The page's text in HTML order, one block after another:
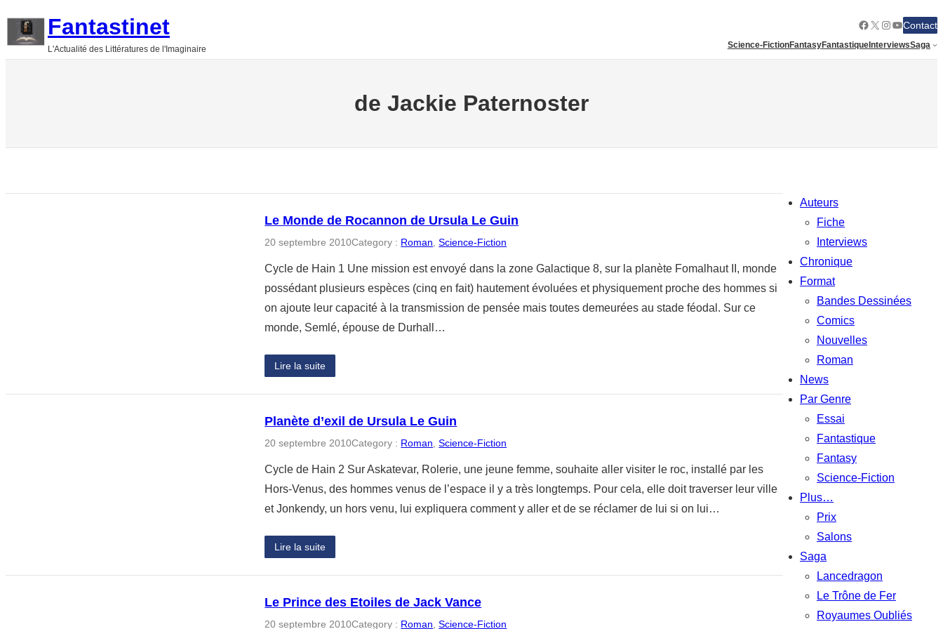
Fantastinet
L'Actualité des Littératures de l'Imaginaire
Facebook
X Instagram
YouTube
Contact
Science-FictionFantasyFantastiqueInterviewsSaga
de Jackie Paternoster
Le Monde de Rocannon de Ursula Le Guin
20 septembre 2010Category : Roman , Science-Fiction
Cycle de Hain 1 Une mission est envoyé dans la zone Galactique 8, sur la planète Fomalhaut II, monde
possédant plusieurs espèces (cinq en fait) hautement évoluées et physiquement proche des hommes si
on ajoute leur capacité à la transmission de pensée mais toutes demeurées au stade féodal. Sur ce
monde, Semlé, épouse de Durhall…
Lire la suite
Planète d’exil de Ursula Le Guin
20 septembre 2010Category : Roman , Science-Fiction
Cycle de Hain 2 Sur Askatevar, Rolerie, une jeune femme, souhaite aller visiter le roc, installé par les
Hors-Venus, des hommes venus de l’espace il y a très longtemps. Pour cela, elle doit traverser leur ville
et Jonkendy, un hors venu, lui expliquera comment y aller et de se réclamer de lui si on lui…
Lire la suite
Le Prince des Etoiles de Jack Vance
20 septembre 2010Category : Roman, Science-Fiction
Auteurs
Fiche
Interviews
Chronique
Format
Bandes Dessinées
Comics
Nouvelles
Roman
News
Par Genre
Essai
Fantastique
Fantasy
Science-Fiction
Plus…
Prix
Salons
Saga
Lancedragon
Le Trône de Fer
Royaumes Oubliés